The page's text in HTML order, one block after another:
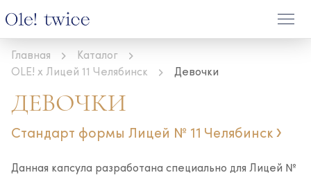
Главная
Каталог
OLE! x Лицей 11 Челябинск
Девочки
ДЕВОЧКИ
Стандарт формы Лицей № 11 Челябинск
Данная капсула разработана специально для Лицей №